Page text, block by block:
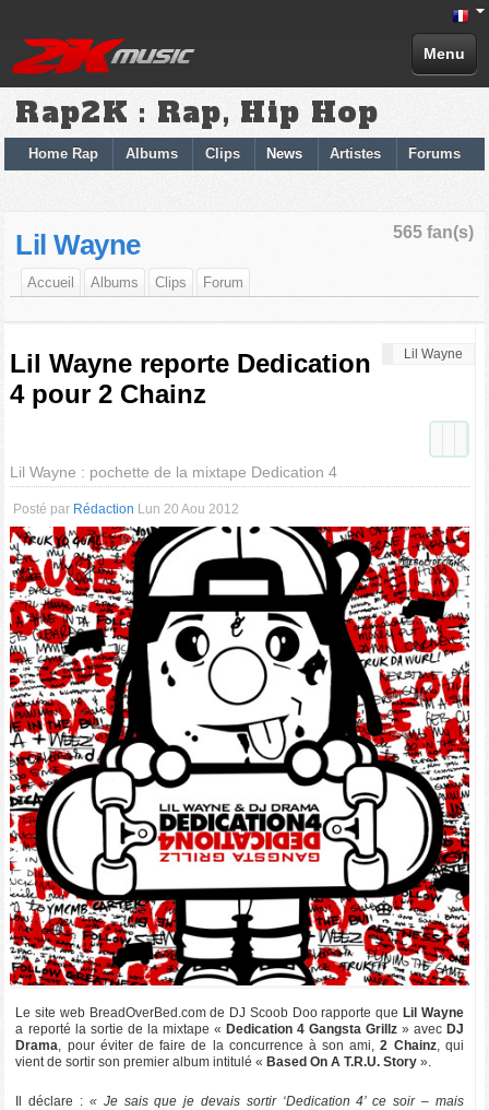
Menu
Rap2K : Rap, Hip Hop
Home Rap Albums Clips News Artistes Forums
565 fan(s)
Lil Wayne
Accueil Albums Clips Forum
Lil Wayne
Lil Wayne reporte Dedication
4 pour 2 Chainz
Lil Wayne : pochette de la mixtape Dedication 4
Posté par Rédaction Lun 20 Aou 2012
Le site web BreadOverBed.com de DJ Scoob Doo rapporte que Lil Wayne
a reporté la sortie de la mixtape « Dedication 4 Gangsta Grillz» avec DJ
Drama, pour éviter de faire de la concurrence à son ami,2 Chainz, qui
vient de sortir son premier album intitulé « Based On A T.R.U. Story ».
Il déclare : « Je sais que je devais sortir ‘Dedication 4’ ce soir – mais